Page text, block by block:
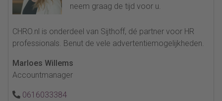
neem graag de tijd voor u.
CHRO.nl is onderdeel van Sijthoff, dé partner voor HR
professionals. Benut de vele advertentiemogelijkheden.
Marloes Willems
Accountmanager
0616033384